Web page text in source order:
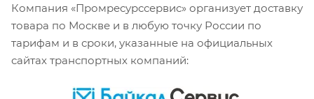
Компания «Промресурссервис» организует доставку
товара по Москве и в любую точку России по
тарифам и в сроки, указанные на официальных
сайтах транспортных компаний: